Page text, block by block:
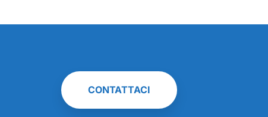
CONTATTACI